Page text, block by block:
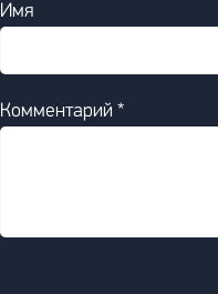
Имя
Комментарий *